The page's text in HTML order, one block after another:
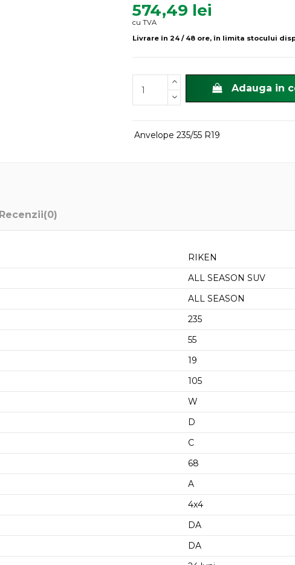
574,49 lei
cu TVA
Livrare în 24 / 48 ore, în limita stocului
Adauga in
Anvelope 235/55 R19
Recenzii(0)
RIKEN
ALL SEASON SUV
ALL SEASON
235
55
19
105
W
D
C
68
A
4x4
DA
DA